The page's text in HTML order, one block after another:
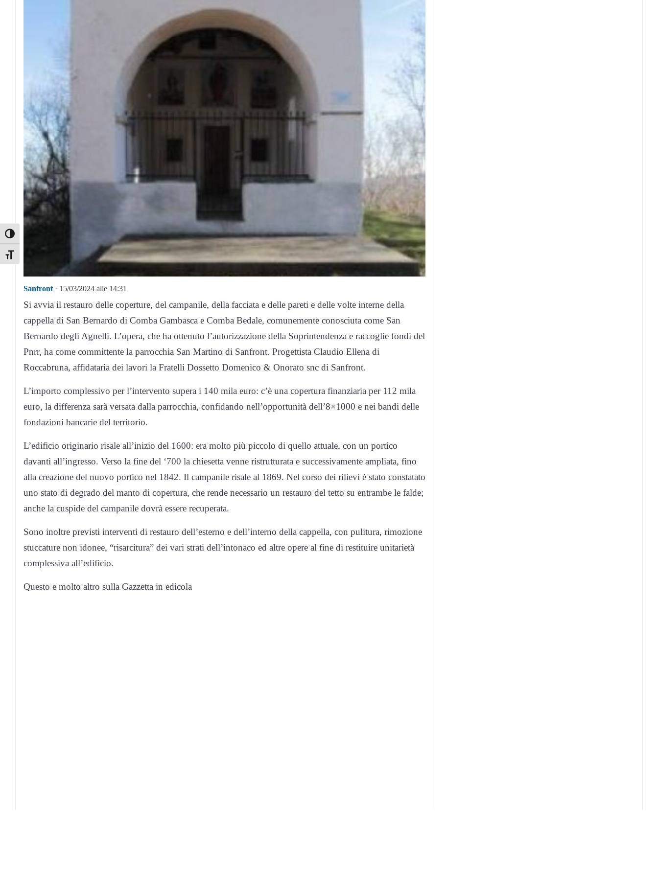
Toggle High Contrast
Toggle Font size
Sanfront · 15/03/2024 alle 14:31
Si avvia il restauro delle coperture, del campanile, della facciata e delle pareti e delle volte interne della
cappella di San Bernardo di Comba Gambasca e Comba Bedale, comunemente conosciuta come San
Bernardo degli Agnelli. L’opera, che ha ottenuto l’autorizzazione della Soprintendenza e raccoglie fondi del
Pnrr, ha come committente la parrocchia San Martino di Sanfront. Progettista Claudio Ellena di
Roccabruna, affidataria dei lavori la Fratelli Dossetto Domenico & Onorato snc di Sanfront.
L’importo complessivo per l’intervento supera i 140 mila euro: c’è una copertura finanziaria per 112 mila
euro, la differenza sarà versata dalla parrocchia, confidando nell’opportunità dell’8×1000 e nei bandi delle
fondazioni bancarie del territorio.
L’edificio originario risale all’inizio del 1600: era molto più piccolo di quello attuale, con un portico
davanti all’ingresso. Verso la fine del ‘700 la chiesetta venne ristrutturata e successivamente ampliata, fino
alla creazione del nuovo portico nel 1842. Il campanile risale al 1869. Nel corso dei rilievi è stato constatato
uno stato di degrado del manto di copertura, che rende necessario un restauro del tetto su entrambe le falde;
anche la cuspide del campanile dovrà essere recuperata.
Sono inoltre previsti interventi di restauro dell’esterno e dell’interno della cappella, con pulitura, rimozione
stuccature non idonee, “risarcitura” dei vari strati dell’intonaco ed altre opere al fine di restituire unitarietà
complessiva all’edificio.
Questo e molto altro sulla Gazzetta in edicola